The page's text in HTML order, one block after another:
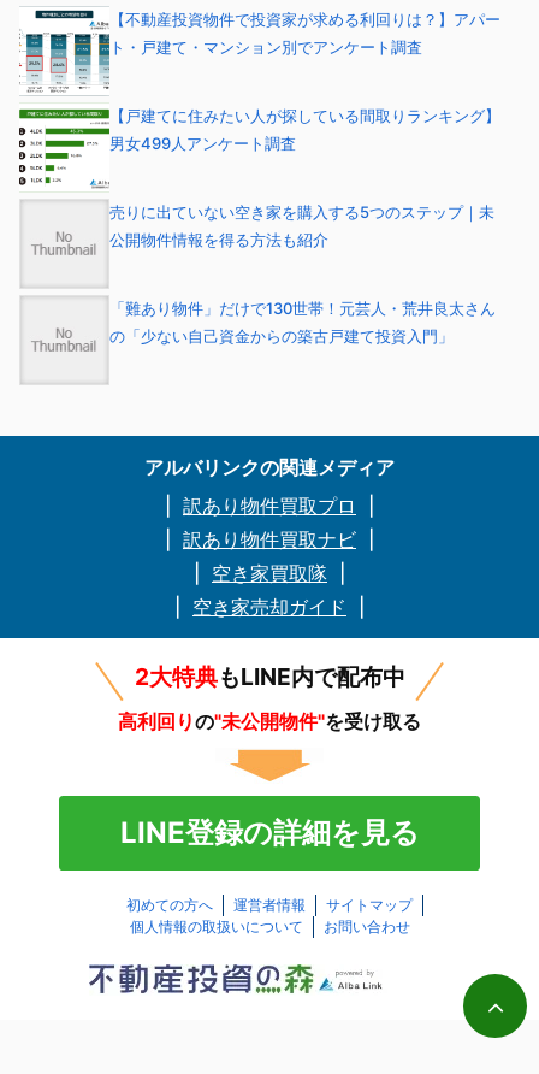
【不動産投資物件で投資家が求める利回りは？】アパー
ト・戸建て・マンション別でアンケート調査
【戸建てに住みたい人が探している間取りランキング】
男女499人アンケート調査
売りに出ていない空き家を購入する5つのステップ｜未
公開物件情報を得る方法も紹介
「難あり物件」だけで130世帯！元芸人・荒井良太さん
の「少ない自己資金からの築古戸建て投資入門」
アルバリンクの関連メディア
訳あり物件買取プロ
訳あり物件買取ナビ
空き家買取隊
空き家売却ガイド
2大特典もLINE内で配布中
高利回りの"未公開物件"を受け取る
LINE登録の詳細を見る
初めての方へ 運営者情報
サイトマップ
個人情報の取扱いについて
お問い合わせ